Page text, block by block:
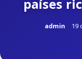
países
admin 19